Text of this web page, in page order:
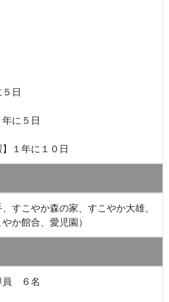
５日
年に５日
】１年に１０日
すこやか森の家、すこやか大雄、
か館合、愛児園）
員 ６名